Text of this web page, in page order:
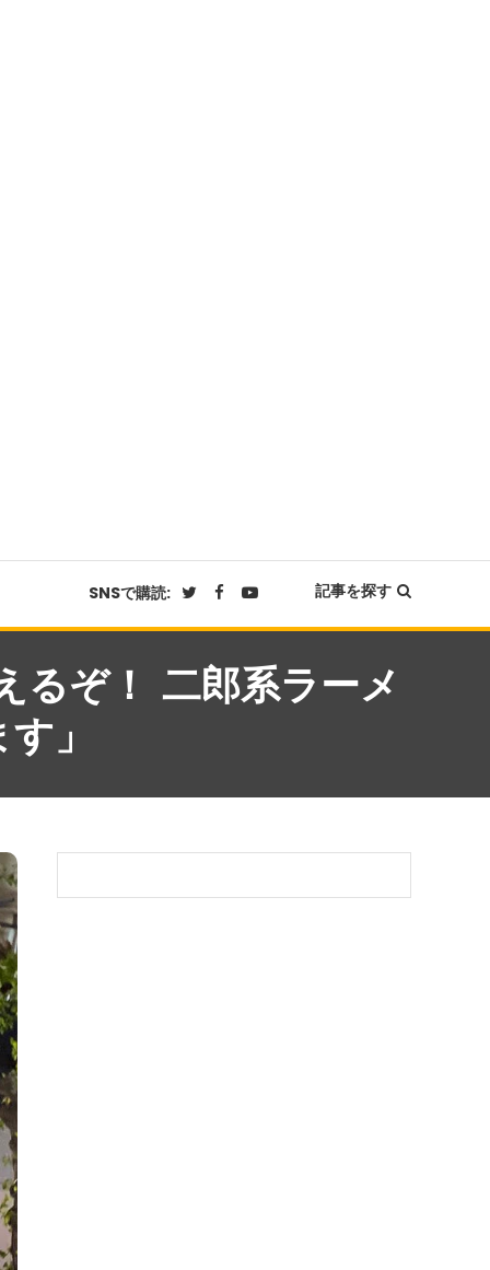
SNSで購読: 記事を探す
るぞ！ 二郎系ラーメ
」